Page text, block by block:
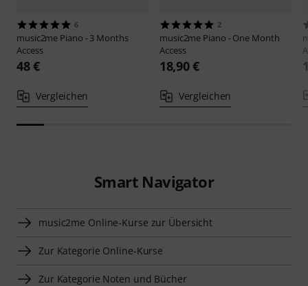
6
music2me Piano - 3 Months
Access
48 €
Vergleichen
2
music2me Piano - One Month
Access
18,90 €
Vergleichen
Smart Navigator
music2me Online-Kurse zur Übersicht
Zur Kategorie Online-Kurse
Zur Kategorie Noten und Bücher